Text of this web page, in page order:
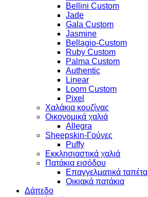
Bellini Custom
Jade
Gala Custom
Jasmine
Bellagio-Custom
Ruby Custom
Palma Custom
Authentic
Linear
Loom Custom
Pixel
Χαλάκια κουζίνας
Οικονομικά χαλιά
Allegra
Sheepskin-Γούνες
Puffy
Εκκλησιαστικά χαλιά
Πατάκια εισόδου
Επαγγελματικά ταπέτα
Οικιακά πατάκια
Δάπεδο